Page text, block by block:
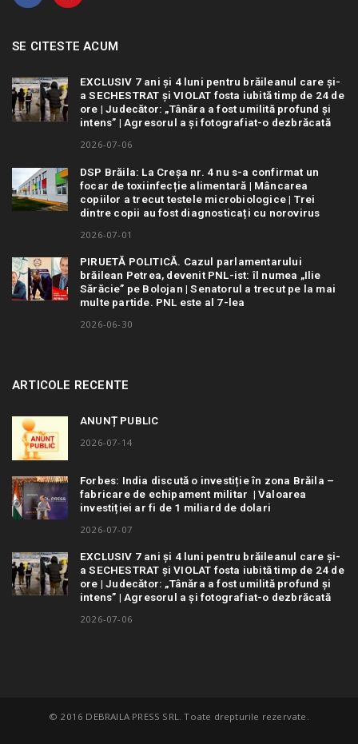
SE CITESTE ACUM
EXCLUSIV 7 ani și 4 luni pentru brăileanul care și-
a SECHESTRAT și VIOLAT fosta iubită timp de 24 de
ore | Judecător: „Tânăra a fost umilită profund și
intens” | Agresorul a și fotografiat-o dezbrăcată
2026-07-06
DSP Brăila: La Creșa nr. 4 nu s-a confirmat un
focar de toxiinfecție alimentară | Mâncarea
copiilor a trecut testele microbiologice | Trei
dintre copii au fost diagnosticați cu norovirus
2026-07-01
PIRUETĂ POLITICĂ. Cazul parlamentarului
brăilean Petrea, devenit PNL-ist: îl numea „Ilie
Sărăcie” pe Bolojan | Senatorul a trecut pe la mai
multe partide. PNL este al 7-lea
2026-06-30
ARTICOLE RECENTE
ANUNȚ PUBLIC
2026-07-14
Forbes: India discută o investiție în zona Brăila –
fabricare de echipament militar | Valoarea
investiției ar fi de 1 miliard de dolari
2026-07-07
EXCLUSIV 7 ani și 4 luni pentru brăileanul care și-
a SECHESTRAT și VIOLAT fosta iubită timp de 24 de
ore | Judecător: „Tânăra a fost umilită profund și
intens” | Agresorul a și fotografiat-o dezbrăcată
2026-07-06
© 2016 DEBRAILA PRESS SRL. Toate drepturile rezervate.